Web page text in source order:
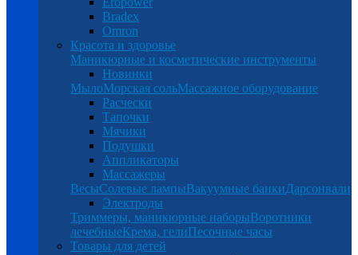
Bradex
Omron
Красота и здоровье
Маникюрные и косметические инструменты
Новинки
МылоМорская сольМассажное оборудование
Расчески
Тапочки
Мячики
Подушки
Аппликаторы
Массажеры
ВесыСолевые лампыВакуумные банкиДарсонвали
Электроды
Триммеры, маникюрные наборыВоротники
лечебныеКрема, гелиПесочные часы
Товары для детей